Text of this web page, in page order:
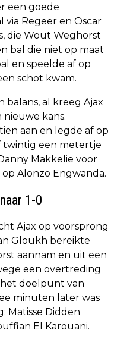
een goede
via Regeer en Oscar
die Wout Weghorst
bal die niet op maat
en speelde af op
schot kwam.
balans, al kreeg Ajax
kans.
aan en legde af op
twintig een metertje
Makkelie voor
Alonzo Engwanda.
1-0
Ajax op voorsprong
Gloukh bereikte
aannam en uit een
een overtreding
het doelpunt van
minuten later was
Matisse Didden
El Karouani.